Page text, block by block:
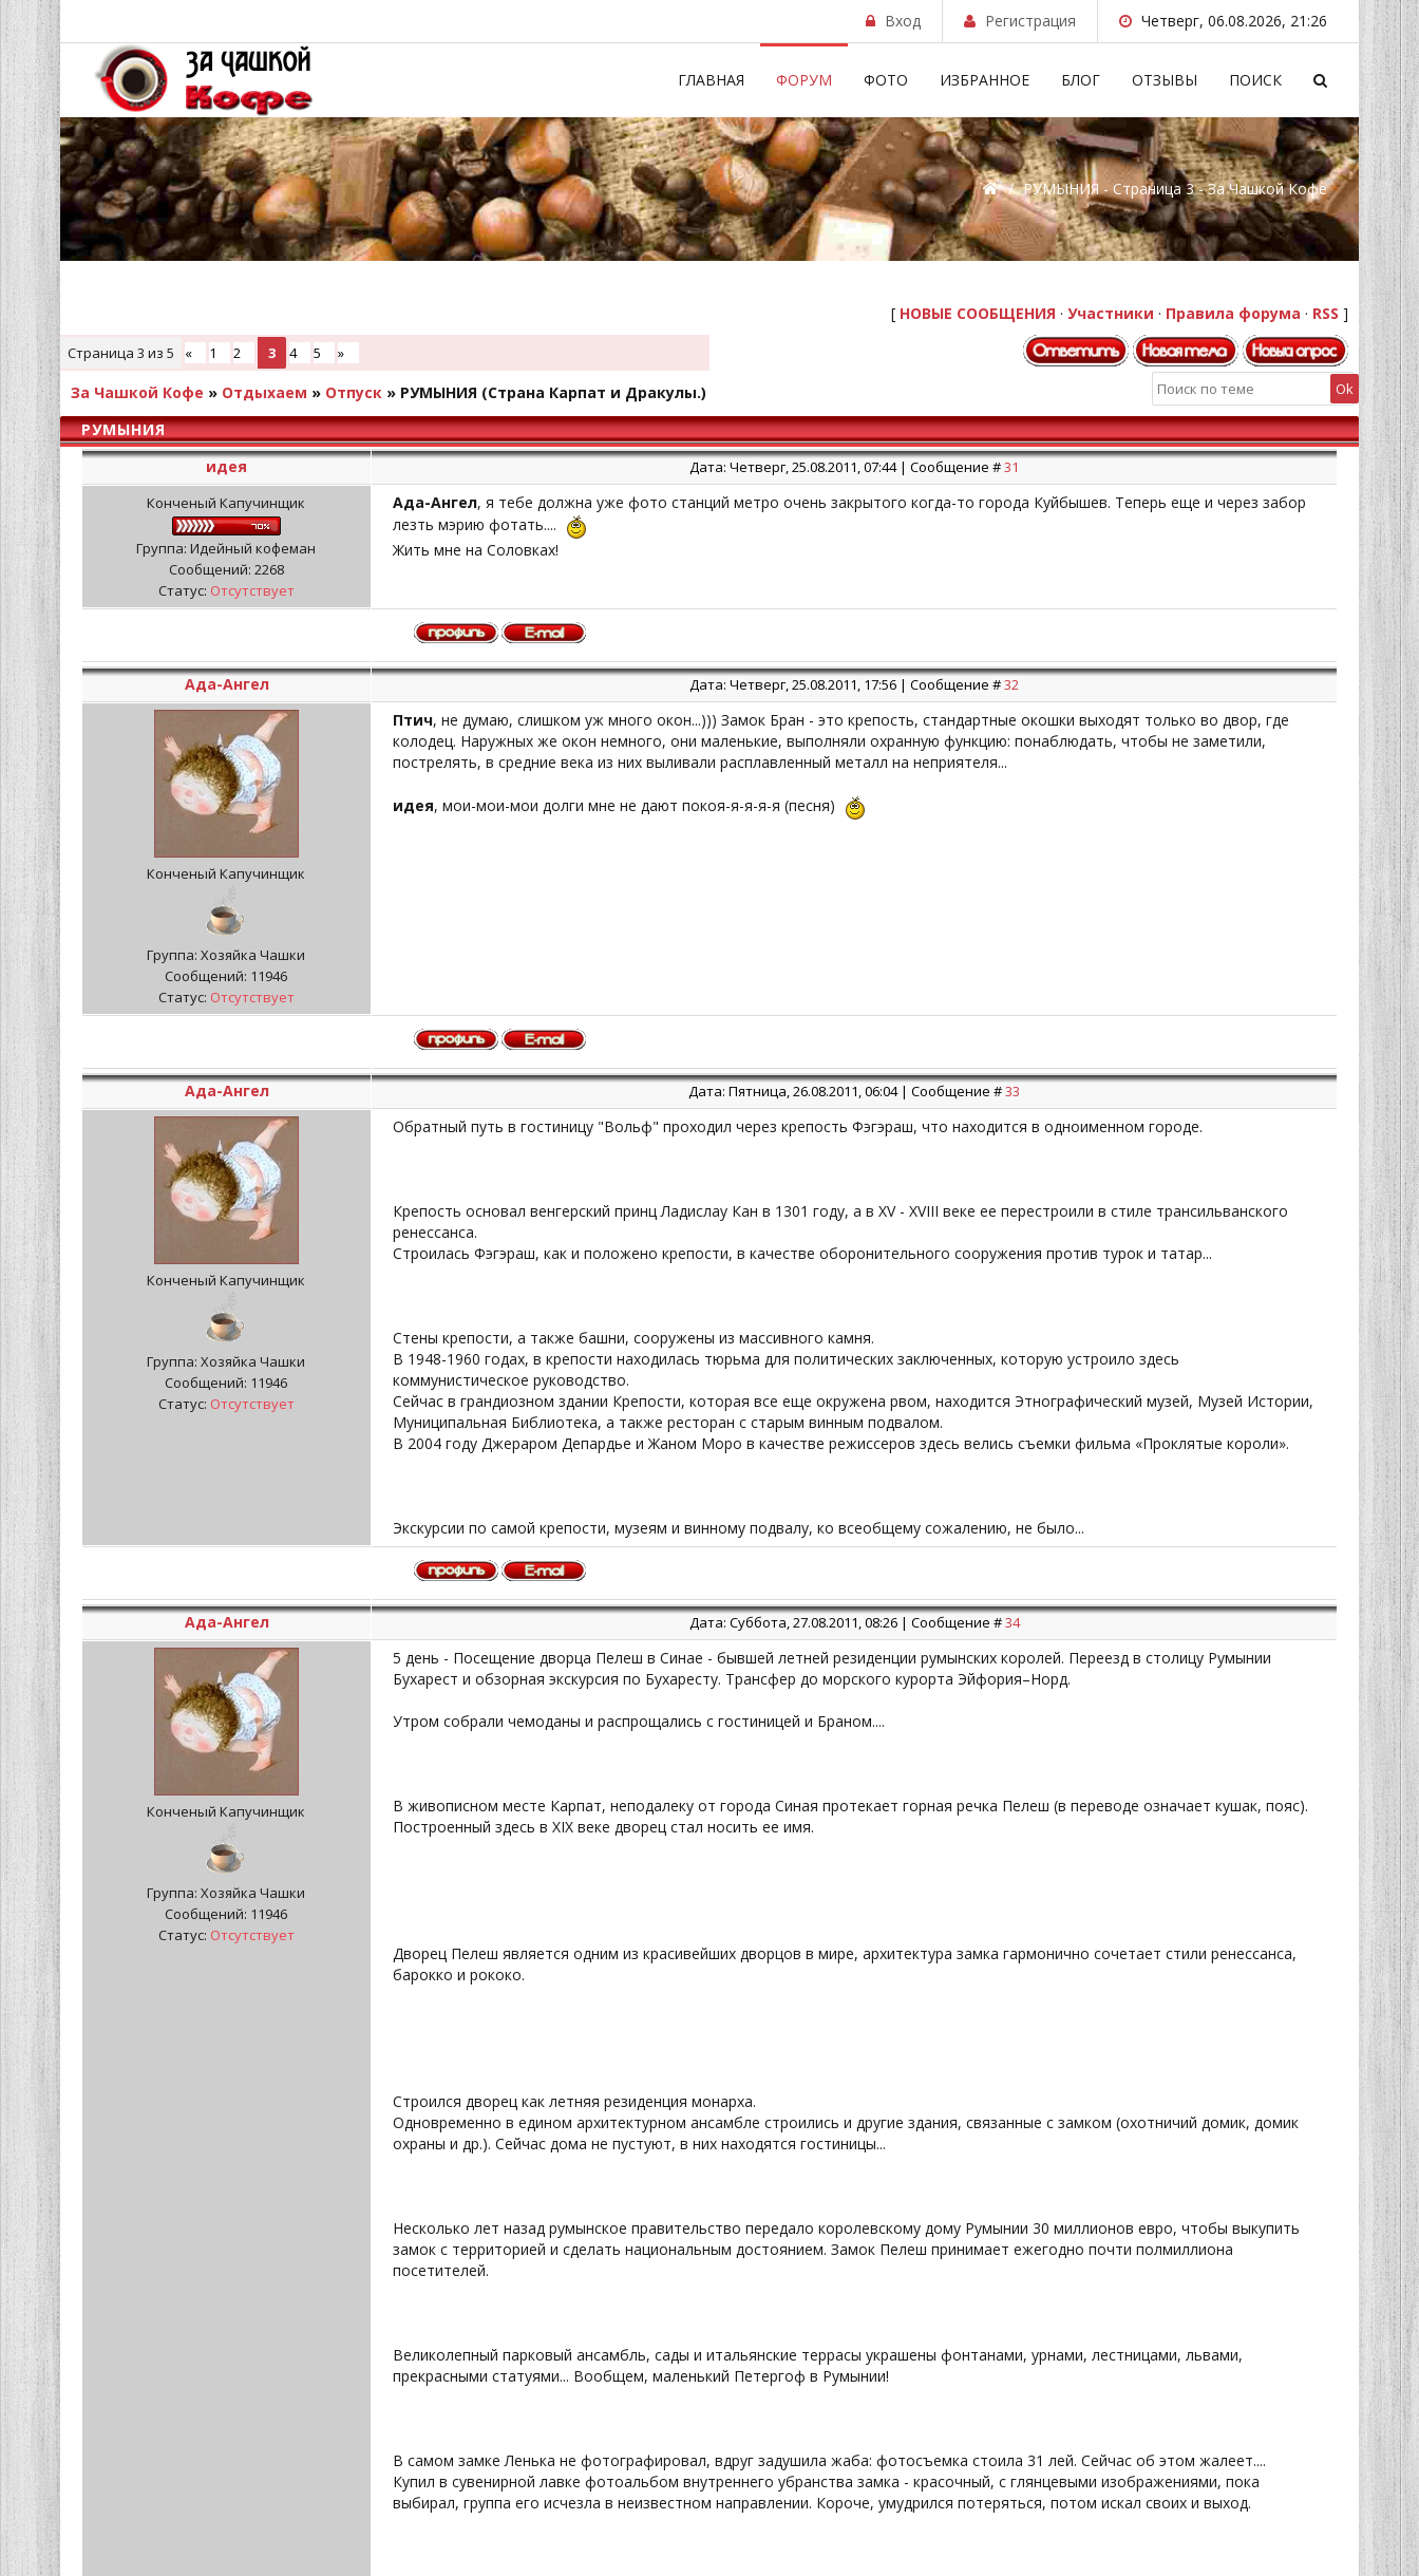
Вход Регистрация Четверг, 06.08.2026, 21:26
ГЛАВНАЯ ФОРУМ ФОТО ИЗБРАННОЕ БЛОГ ОТЗЫВЫ ПОИСК
/ РУМЫНИЯ - Страница 3 - За Чашкой Кофе
[ НОВЫЕ СООБЩЕНИЯ · Участники · Правила форума · RSS ]
Страница 3 из 5 « 1 2 3 4 5 »
За Чашкой Кофе » Отдыхаем » Отпуск » РУМЫНИЯ (Страна Карпат и Дракулы.)
РУМЫНИЯ
идея
Дата: Четверг, 25.08.2011, 07:44 | Сообщение #31
Конченый Капучинщик
Группа: Идейный кофеман
Сообщений: 2268
Статус: Отсутствует
Ада-Ангел, я тебе должна уже фото станций метро очень закрытого когда-то города Куйбышев. Теперь еще и через забор
лезть мэрию фотать....
Жить мне на Соловках!
Ада-Ангел Дата: Четверг, 25.08.2011, 17:56 | Сообщение #32
Конченый Капучинщик
Группа: Хозяйка Чашки
Сообщений: 11946
Статус: Отсутствует
Птич, не думаю, слишком уж много окон...))) Замок Бран - это крепость, стандартные окошки выходят только во двор, где
колодец. Наружных же окон немного, они маленькие, выполняли охранную функцию: понаблюдать, чтобы не заметили,
пострелять, в средние века из них выливали расплавленный металл на неприятеля...
идея, мои-мои-мои долги мне не дают покоя-я-я-я-я (песня)
Ада-Ангел Дата: Пятница, 26.08.2011, 06:04 | Сообщение #33
Конченый Капучинщик
Группа: Хозяйка Чашки
Сообщений: 11946
Статус: Отсутствует
Обратный путь в гостиницу "Вольф" проходил через крепость Фэгэраш, что находится в одноименном городе.
Крепость основал венгерский принц Ладислау Кан в 1301 году, а в XV - XVIII веке ее перестроили в стиле трансильванского
ренессанса.
Строилась Фэгэраш, как и положено крепости, в качестве оборонительного сооружения против турок и татар...
Стены крепости, а также башни, сооружены из массивного камня.
В 1948-1960 годах, в крепости находилась тюрьма для политических заключенных, которую устроило здесь
коммунистическое руководство.
Сейчас в грандиозном здании Крепости, которая все еще окружена рвом, находится Этнографический музей, Музей Истории,
Муниципальная Библиотека, а также ресторан с старым винным подвалом.
В 2004 году Джераром Депардье и Жаном Моро в качестве режиссеров здесь велись съемки фильма «Проклятые короли».
Экскурсии по самой крепости, музеям и винному подвалу, ко всеобщему сожалению, не было...
Ада-Ангел Дата: Суббота, 27.08.2011, 08:26 | Сообщение #34
Конченый Капучинщик
Группа: Хозяйка Чашки
Сообщений: 11946
Статус: Отсутствует
5 день - Посещение дворца Пелеш в Синае - бывшей летней резиденции румынских королей. Переезд в столицу Румынии
Бухарест и обзорная экскурсия по Бухаресту. Трансфер до морского курорта Эйфория–Норд.
Утром собрали чемоданы и распрощались с гостиницей и Браном....
В живописном месте Карпат, неподалеку от города Синая протекает горная речка Пелеш (в переводе означает кушак, пояс).
Построенный здесь в XIX веке дворец стал носить ее имя.
Дворец Пелеш является одним из красивейших дворцов в мире, архитектура замка гармонично сочетает стили ренессанса,
барокко и рококо.
Строился дворец как летняя резиденция монарха.
Одновременно в едином архитектурном ансамбле строились и другие здания, связанные с замком (охотничий домик, домик
охраны и др.). Сейчас дома не пустуют, в них находятся гостиницы...
Несколько лет назад румынское правительство передало королевскому дому Румынии 30 миллионов евро, чтобы выкупить
замок с территорией и сделать национальным достоянием. Замок Пелеш принимает ежегодно почти полмиллиона
посетителей.
Великолепный парковый ансамбль, сады и итальянские террасы украшены фонтанами, урнами, лестницами, львами,
прекрасными статуями... Вообщем, маленький Петергоф в Румынии!
В самом замке Ленька не фотографировал, вдруг задушила жаба: фотосъемка стоила 31 лей. Сейчас об этом жалеет....
Купил в сувенирной лавке фотоальбом внутреннего убранства замка - красочный, с глянцевыми изображениями, пока
выбирал, группа его исчезла в неизвестном направлении. Короче, умудрился потеряться, потом искал своих и выход.